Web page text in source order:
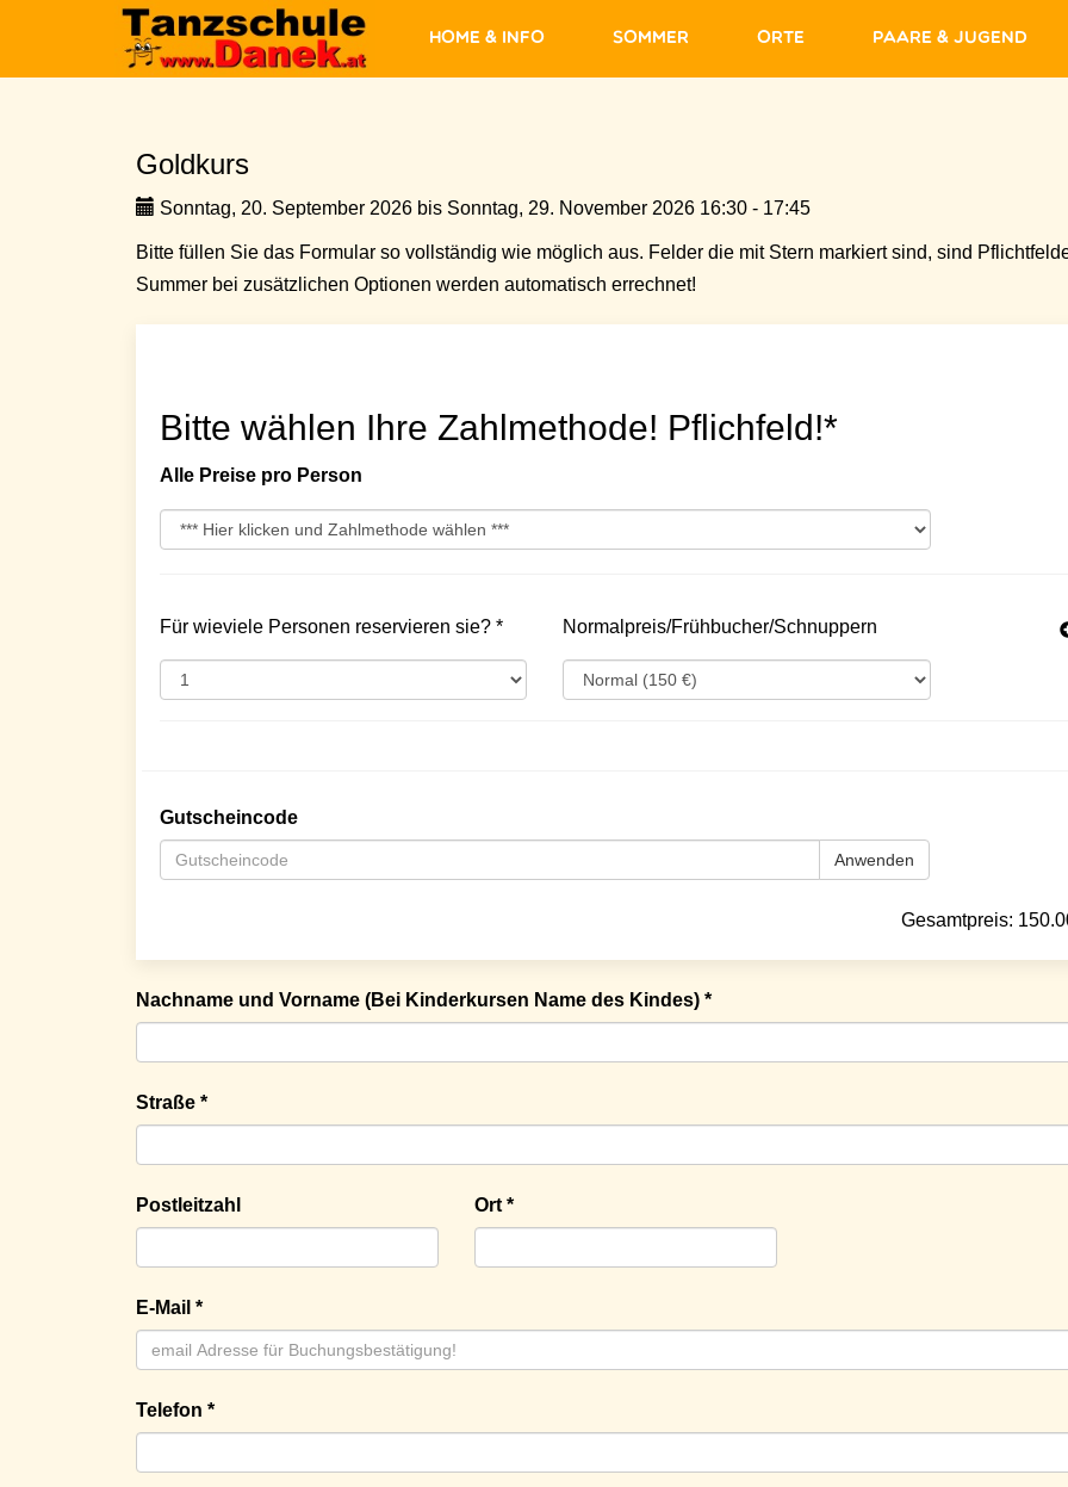
Home & Info Sommer Orte Paare & Jugend
Goldkurs
Sonntag, 20. September 2026 bis Sonntag, 29. November 2026 16:30 - 17:45
Bitte füllen Sie das Formular so vollständig wie möglich aus. Felder die mit Stern markiert sind, sind
Summer bei zusätzlichen Optionen werden automatisch errechnet!
Bitte wählen Ihre Zahlmethode! Pflichfeld!*
Alle Preise pro Person
Für wieviele Personen reservieren sie? * Normalpreis/Frühbucher/Schnuppern
Gutscheincode
Anwenden
Gesamtpreis:
Nachname und Vorname (Bei Kinderkursen Name des Kindes) *
Straße *
Postleitzahl Ort *
E-Mail *
Telefon *